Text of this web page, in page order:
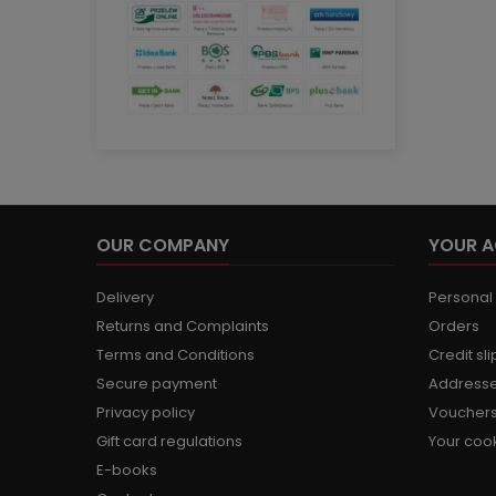
OUR COMPANY
Delivery
Returns and Complaints
Terms and Conditions
Secure payment
Privacy policy
Gift card regulations
E-books
YOUR
Personal
Orders
Credit
Vouchers
Your